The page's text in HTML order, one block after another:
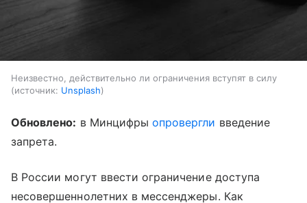
Неизвестно, действительно ли ограничения вступят в силу
источник: Unsplash
Обновлено: в Минцифрыопровергли введение
запрета.
В России могут ввести ограничение доступа
несовершеннолетних в мессенджеры. Как